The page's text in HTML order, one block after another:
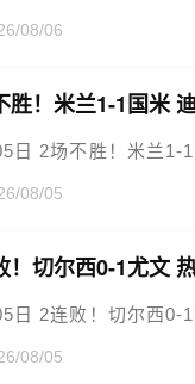
08/06
胜！米兰1-1国米
日 2场不胜！米兰1-
08/05
切尔西0-1尤文
日 2连败！切尔西0-
08/05